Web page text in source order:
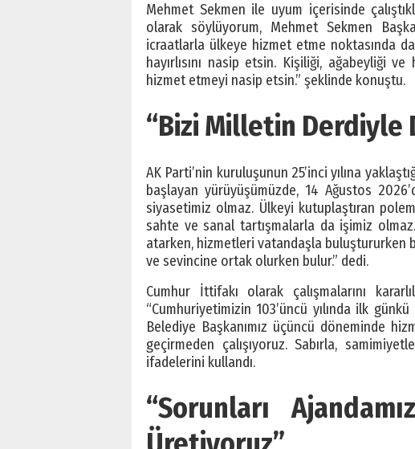
Mehmet Sekmen ile uyum içerisinde
olarak söylüyorum, Mehmet Sekmen
icraatlarla ülkeye hizmet etme noktasında da
hayırlısını nasip etsin. Kişiliği, ağabeyliği
hizmet etmeyi nasip etsin.” şeklinde konuştu.
“Bizi Milletin
AK Parti’nin kuruluşunun 25’inci yılına
başlayan yürüyüşümüzde, 14 Ağustos
siyasetimiz olmaz. Ülkeyi kutuplaştıran
sahte ve sanal tartışmalarla da işimiz olmaz.
atarken, hizmetleri vatandaşla buluştururken
ve sevincine ortak olurken bulur.” dedi.
Cumhur İttifakı olarak çalışmalarını
“Cumhuriyetimizin 103’üncü yılında ilk
Belediye Başkanımız üçüncü döneminde
geçirmeden çalışıyoruz. Sabırla,
ifadelerini kullandı.
“Sorunları